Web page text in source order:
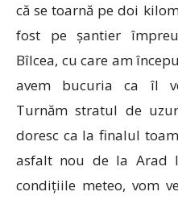
că se toarnă pe doi
fost pe șantier
Bîlcea, cu care am
avem bucuria ca îl
Turnăm stratul de
doresc ca la finalul
asfalt nou de la Arad
condițiile meteo, vom